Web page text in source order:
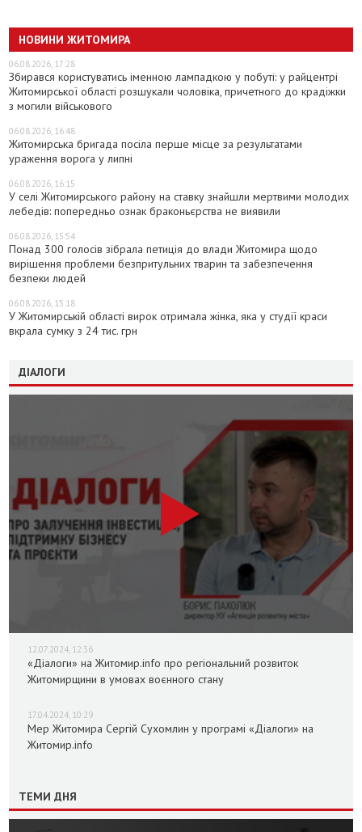
НОВИНИ ЖИТОМИРА
06.08.2026, 17:28
Збирався користуватись іменною лампадкою у побуті: у райцентрі
Житомирської області розшукали чоловіка, причетного до крадіжки
з могили військового
06.08.2026, 16:48
Житомирська бригада посіла перше місце за результатами
ураження ворога у липні
06.08.2026, 16:15
У селі Житомирського району на ставку знайшли мертвими молодих
лебедів: попередньо ознак браконьєрства не виявили
06.08.2026, 15:54
Понад 300 голосів зібрала петиція до влади Житомира щодо
вирішення проблеми безпритульних тварин та забезпечення
безпеки людей
06.08.2026, 15:18
У Житомирській області вирок отримала жінка, яка у студії краси
вкрала сумку з 24 тис. грн
ДІАЛОГИ
12.07.2024, 12:36
«Діалоги» на Житомир.info про регіональний розвиток
Житомирщини в умовах воєнного стану
17.04.2024, 10:29
Мер Житомира Сергій Сухомлин у програмі «Діалоги» на
Житомир.info
ТЕМИ ДНЯ